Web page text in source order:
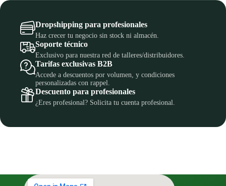
Dropshipping para profesionales
Haz crecer tu negocio sin stock ni almacén.
Soporte técnico
Exclusivo para nuestra red de talleres/distribuidores.
Tarifas exclusivas B2B
Accede a descuentos por volumen, y condiciones
personalizadas con rappel.
Descuento para profesionales
¿Eres profesional? Solicita tu cuenta profesional.